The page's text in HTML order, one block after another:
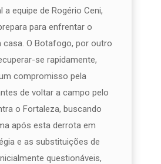
a equipe de Rogério Ceni,
para enfrentar o
casa. O Botafogo, por outro
se rapidamente,
compromisso pela
de voltar a campo pelo
o Fortaleza, buscando
após esta derrota em
e as substituições de
questionáveis,